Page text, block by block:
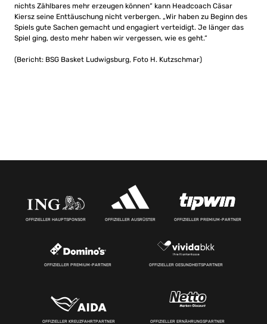
nichts Zählbares mehr erzeugen können“ kann Headcoach Cäsar
Kiersz seine Enttäuschung nicht verbergen. „Wir haben zu Beginn des
Spiels gute Sachen gemacht und engagiert verteidigt. Je länger das
Spiel ging, desto mehr haben wir vergessen, wie es geht.“
(Bericht: BSG Basket Ludwigsburg, Foto H. Kutzschmar)
OFFIZIELLER HAUPTSPONSOR OFFIZIELLER AUSRÜSTER OFFIZIELLER PREMIUM-PARTNER
OFFIZIELLER PREMIUM-PARTNER OFFIZIELLER GESUNDHEITSPARTNER
OFFIZIELLER KREUZFAHRTPARTNER OFFIZIELLER ERNÄHRUNGSPARTNER